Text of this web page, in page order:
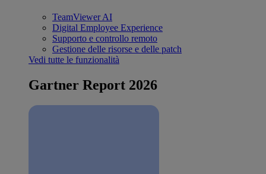
TeamViewer AI
Digital Employee Experience
Supporto e controllo remoto
Gestione delle risorse e delle patch
Vedi tutte le funzionalità
Gartner Report 2026